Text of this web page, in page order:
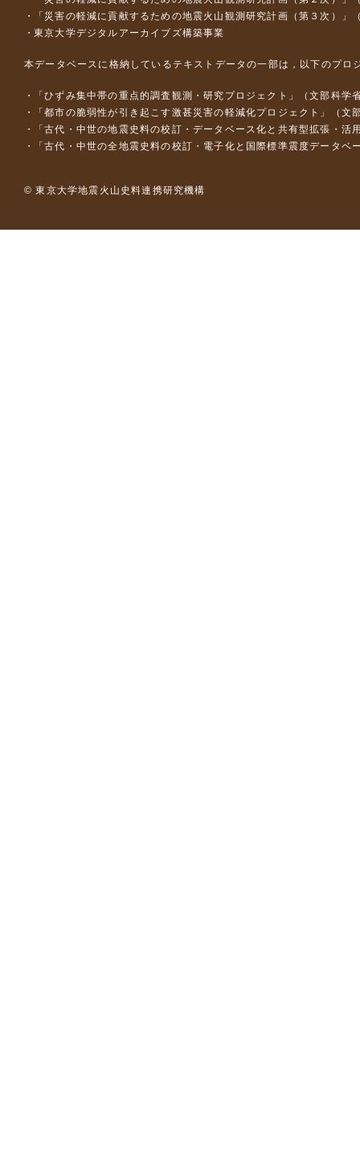
「災害の軽減に貢献するための地震火山観測研究計画（第３次）」
東京大学デジタルアーカイブズ構築事業
本データベースに格納しているテキストデータの一部は，以下のプロ
「ひずみ集中帯の重点的調査観測・研究プロジェクト」（文部科
「都市の脆弱性が引き起こす激甚災害の軽減化プロジェクト」（
「古代・中世の地震史料の校訂・データベース化と共有型拡張・
「古代・中世の全地震史料の校訂・電子化と国際標準震度データ
© 東京大学地震火山史料連携研究機構